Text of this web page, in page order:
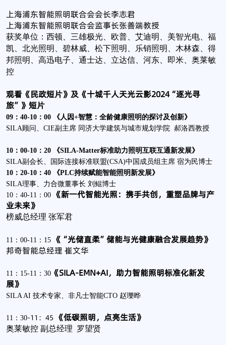
上海浦东智能照明联合会会长李志君
上海浦东智能照明联合会监事长张善端教授
获奖单位：西顿、三雄极光、欧普、艾迪明、美智光电、福
凯、北光照明、碧林威、松下照明、乐销照明、木林森、得
邦照明、高迅电子、通士达、立达信、河东、即米、奥莱敏
控
观看《民政短片》及《十城千人天光云影2024“逐光寻
旅”》短片
09：40-10：00 《人因+智慧：全龄健康照明的探讨及创新》
SILA顾问、CIE副主席 同济大学建筑与城市规划学院 郝洛西教授
10：00-10：20 《SILA-Matter标准助力照明互联互通新发展》
SILA副会长、国际连接标准联盟(CSA)中国成员组主席 宿为民博士
10：20-10：40 《PLC持续赋能智能照明新发展》
SILA理事、力合微董事长 刘鲲博士
10：40-11：00
《新一代智能光照：携手共创，重塑品牌与产
业未来》
榜威总经理 张军君
11：00-11：15
《“光储直柔”储能与光健康融合发展趋势》
邦奇智能总经理 崔文华
11：15-11：30《SILA-EMN+AI，助力智能照明标准化新发
展》
SILA AI 技术专家、非凡士智能CTO 赵瓅晔
11：30-11：45 《低碳照明，点亮生活》
奥莱敏控 副总经理 罗望贤